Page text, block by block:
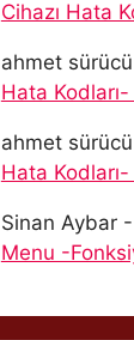
Cihazı Hata
ahmet sürücü
Hata
ahmet sürücü
Hata
Sinan Aybar-
Menu -